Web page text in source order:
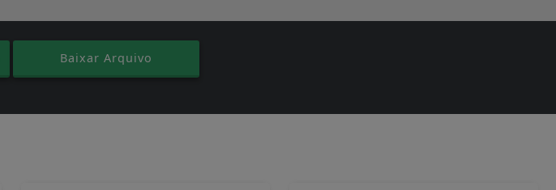
Baixar Arquivo